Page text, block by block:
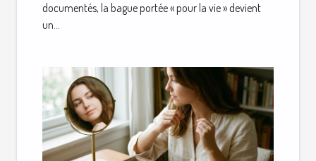
documentés, la bague portée « pour la vie » devient
un...